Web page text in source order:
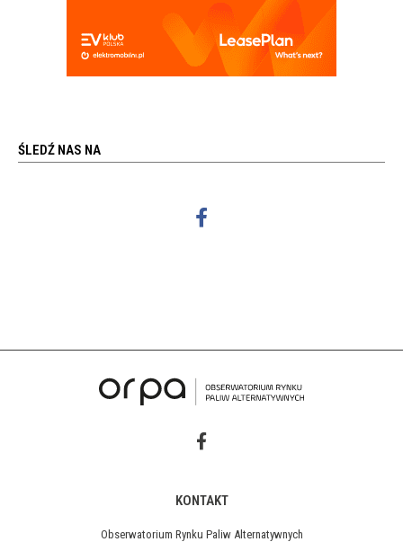
ŚLEDŹ NAS NA
KONTAKT
Obserwatorium Rynku Paliw Alternatywnych